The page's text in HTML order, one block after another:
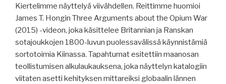
Kiertelimme näyttelyä viivähdellen. Reittimme huomioi
James T. Hongin Three Arguments about the Opium War
(2015) -videon, joka käsittelee Britannian ja Ranskan
sotajoukkojen 1800-luvun puolessavälissä käynnistämiä
sortotoimia Kiinassa. Tapahtumat esitettiin maanosan
teollistumisen alkulaukauksena, joka näyttelyn katalogiin
viitaten asetti kehityksen mittareiksi globaalin lännen